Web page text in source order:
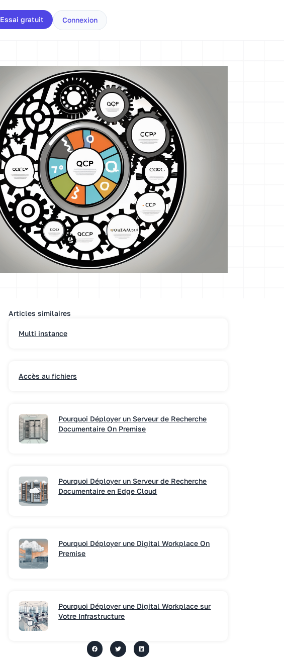
Essai gratuit Connexion
Articles similaires
Multi instance
Accès au fichiers
Pourquoi Déployer un Serveur de Recherche
Documentaire On Premise
Pourquoi Déployer un Serveur de Recherche
Documentaire en Edge Cloud
Pourquoi Déployer une Digital Workplace On
Premise
Pourquoi Déployer une Digital Workplace sur
Votre Infrastructure